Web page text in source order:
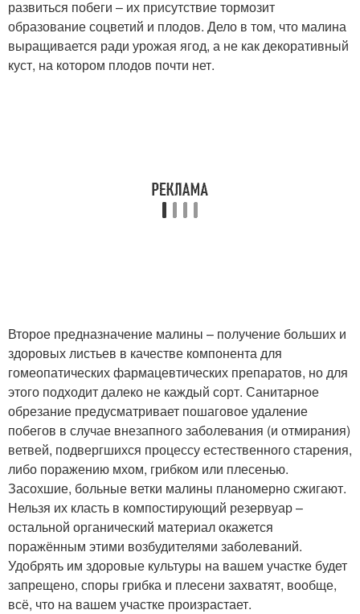
развиться побеги – их присутствие тормозит
образование соцветий и плодов. Дело в том, что малина
выращивается ради урожая ягод, а не как декоративный
куст, на котором плодов почти нет.
Второе предназначение малины – получение больших и
здоровых листьев в качестве компонента для
гомеопатических фармацевтических препаратов, но для
этого подходит далеко не каждый сорт. Санитарное
обрезание предусматривает пошаговое удаление
побегов в случае внезапного заболевания (и отмирания)
ветвей, подвергшихся процессу естественного старения,
либо поражению мхом, грибком или плесенью.
Засохшие, больные ветки малины планомерно сжигают.
Нельзя их класть в компостирующий резервуар –
остальной органический материал окажется
поражённым этими возбудителями заболеваний.
Удобрять им здоровые культуры на вашем участке будет
запрещено, споры грибка и плесени захватят, вообще,
всё, что на вашем участке произрастает.